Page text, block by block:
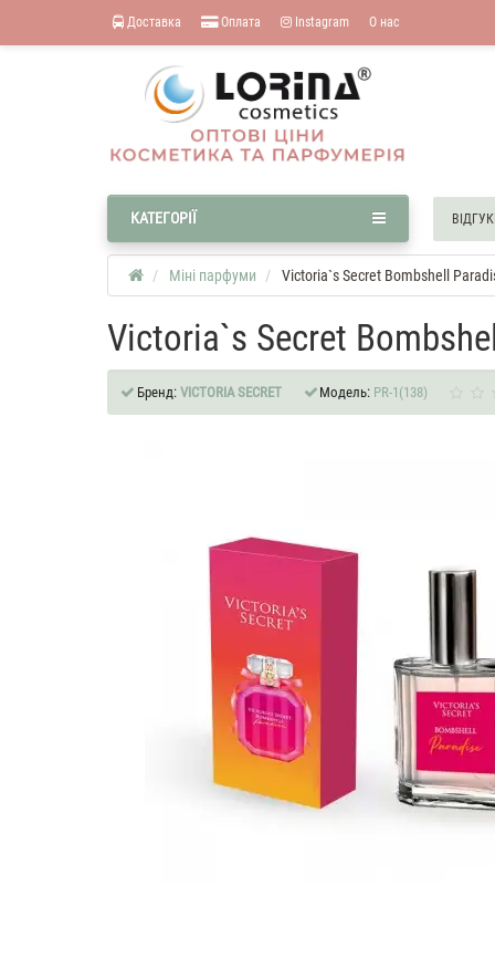
Доставка Оплата Instagram О нас
КАТЕГОРІЇ
Міні парфуми Victoria`s Secret Bombshell
Victoria`s Secret
Бренд: VICTORIA SECRET Модель: PR-1(138)